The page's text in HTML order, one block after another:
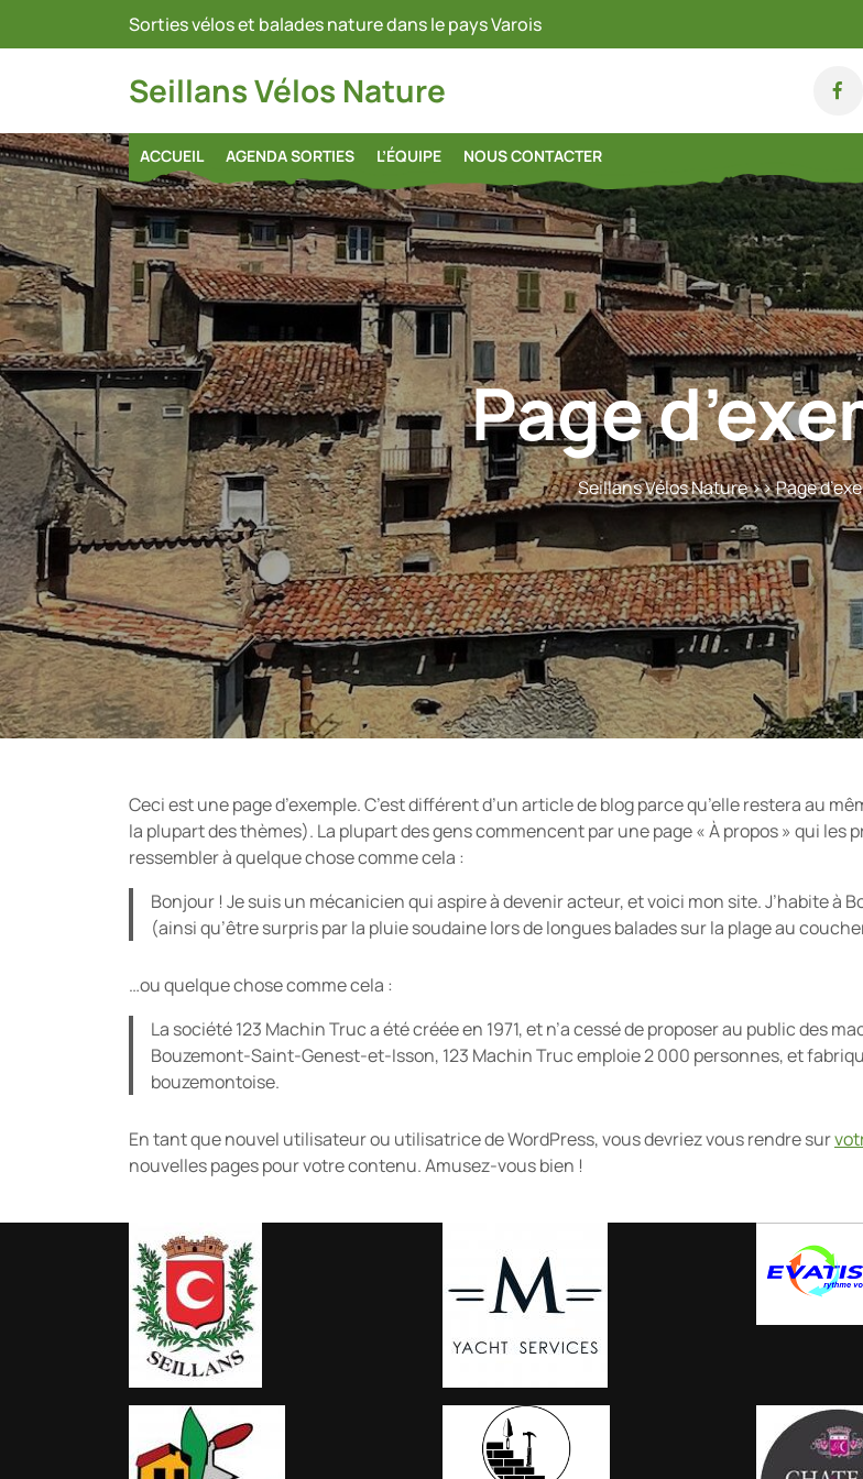
Sorties vélos et balades nature dans le pays Varois
Seillans Vélos Nature
ACCUEIL AGENDA SORTIES L’ÉQUIPE NOUS CONTACTER
Page
Seillans Vélos Nature>> Page
Ceci est une page d’exemple. C’est différent d’un article de blog parce qu’elle restera au
la plupart des thèmes). La plupart des gens commencent par une page « À propos » qui
ressembler à quelque chose comme cela :
Bonjour ! Je suis un mécanicien qui aspire à devenir acteur, et voici mon site. J’habite à
(ainsi qu’être surpris par la pluie soudaine lors de longues balades sur la plage au
…ou quelque chose comme cela :
La société 123 Machin Truc a été créée en 1971, et n’a cessé de proposer au public des
Bouzemont-Saint-Genest-et-Isson, 123 Machin Truc emploie 2 000 personnes, et
bouzemontoise.
En tant que nouvel utilisateur ou utilisatrice de WordPress, vous devriez vous rendre sur
nouvelles pages pour votre contenu. Amusez-vous bien !